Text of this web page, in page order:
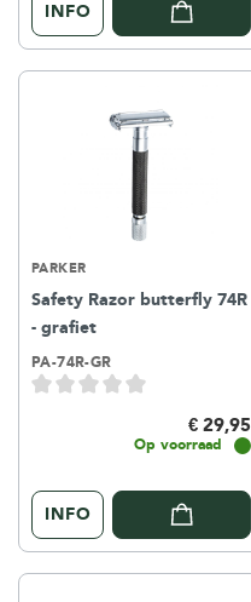
INFO
PARKER
Safety Razor butterfly 74R
- grafiet
PA-74R-GR
€ 29,95
Op voorraad
INFO